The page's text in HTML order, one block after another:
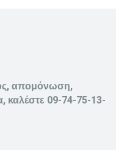
απομόνωση,
καλέστε 09-74-75-13-